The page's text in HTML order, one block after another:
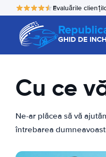
Evaluările
GHID DE
Cu ce
Ne-ar plăcea să vă
întrebarea